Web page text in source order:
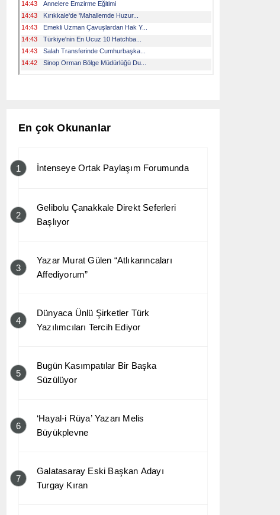
En çok Okunanlar
1 İntenseye Ortak Paylaşım Forumunda
2
Gelibolu Çanakkale Direkt Seferleri
Başlıyor
3
Yazar Murat Gülen “Atlıkarıncaları
Affediyorum”
4
Dünyaca Ünlü Şirketler Türk
Yazılımcıları Tercih Ediyor
5
Bugün Kasımpatılar Bir Başka
Süzülüyor
6
‘Hayal-i Rüya’ Yazarı Melis
Büyükplevne
7
Galatasaray Eski Başkan Adayı
Turgay Kıran